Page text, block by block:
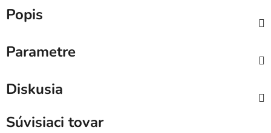
Popis
Parametre
Diskusia
Súvisiaci tovar